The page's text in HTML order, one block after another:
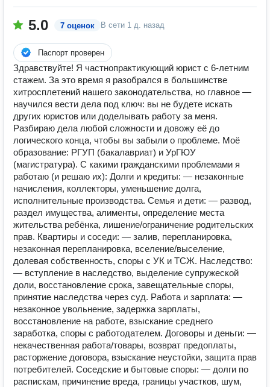
5.0 7 оценок В сети 1 д. назад
Паспорт проверен
Здравствуйте! Я частнопрактикующий юрист с 6-летним
стажем. За это время я разобрался в большинстве
хитросплетений нашего законодательства, но главное —
научился вести дела под ключ: вы не будете искать
других юристов или доделывать работу за меня.
Разбираю дела любой сложности и довожу её до
логического конца, чтобы вы забыли о проблеме. Моё
образование: РГУП (бакалавриат) и УрГЮУ
(магистратура). С какими гражданскими проблемами я
работаю (и решаю их): Долги и кредиты: — незаконные
начисления, коллекторы, уменьшение долга,
исполнительные производства. Семья и дети: — развод,
раздел имущества, алименты, определение места
жительства ребёнка, лишение/ограничение родительских
прав. Квартиры и соседи: — залив, перепланировка,
незаконная перепланировка, вселение/выселение,
долевая собственность, споры с УК и ТСЖ. Наследство:
— вступление в наследство, выделение супружеской
доли, восстановление срока, завещательные споры,
принятие наследства через суд. Работа и зарплата: —
незаконное увольнение, задержка зарплаты,
восстановление на работе, взыскание среднего
заработка, споры с работодателем. Договоры и деньги: —
некачественная работа/товары, возврат предоплаты,
расторжение договора, взыскание неустойки, защита прав
потребителей. Соседские и бытовые споры: — долги по
распискам, причинение вреда, границы участков, шум,